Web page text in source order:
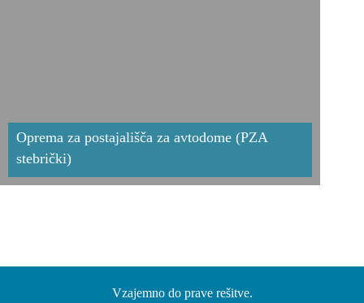
Oprema za postajališča za avtodome (PZA
stebrički)
Vzajemno do prave rešitve.